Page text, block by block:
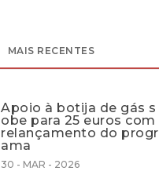
MAIS RECENTES
Apoio à botija de gás s
obe para 25 euros com
relançamento do progr
ama
30 - MAR - 2026